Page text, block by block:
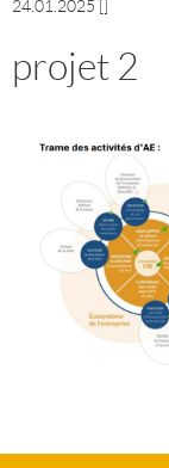
24.01.2025
projet 2